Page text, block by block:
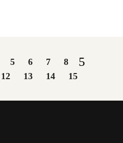
5 6 7
8
12 13 14 15